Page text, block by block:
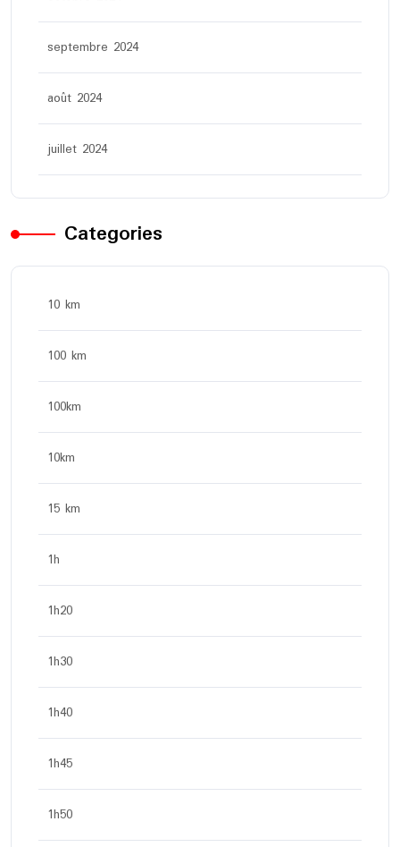
septembre 2024
août 2024
juillet 2024
Categories
10 km
100 km
100km
10km
15 km
1h
1h20
1h30
1h40
1h45
1h50